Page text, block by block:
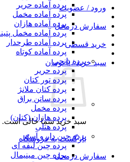
ورود / عضویت
سفارش درمحل
خرید قسطی
سبد خرید /0 تومان
سبد خرید شما خالی است.
بازگشت به فروشگاه
سفارش درمحل
پرده آماده حریر
پرده آماده مخمل
پرده آماده هازان
پرده آماده مخمل پتینه
پرده آماده طرحدار
پرده آماده کوتاه
پرده پانچی
پرده حریر
پرده تور کتان
پرده کتان ملانژ
پرده ساتن براق
پرده مخمل
پرده هازان (کتان)
پرده هتلی
پرده چین دار و آستر
پرده چین لیفه ای
پرده چین مینیمال